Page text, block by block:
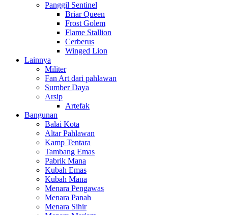
Panggil Sentinel
Briar Queen
Frost Golem
Flame Stallion
Cerberus
Winged Lion
Lainnya
Militer
Fan Art dari pahlawan
Sumber Daya
Arsip
Artefak
Bangunan
Balai Kota
Altar Pahlawan
Kamp Tentara
Tambang Emas
Pabrik Mana
Kubah Emas
Kubah Mana
Menara Pengawas
Menara Panah
Menara Sihir